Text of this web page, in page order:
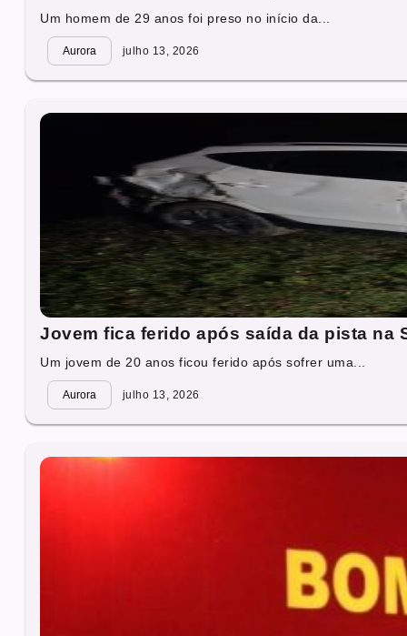
Um homem de 29 anos foi preso no início da...
Aurora julho 13, 2026
Jovem fica ferido após saída da pista na
Um jovem de 20 anos ficou ferido após sofrer uma...
Aurora julho 13, 2026